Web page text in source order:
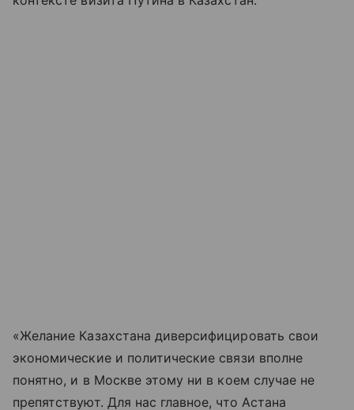
«Желание Казахстана диверсифицировать свои
экономические и политические связи вполне
понятно, и в Москве этому ни в коем случае не
препятствуют. Для нас главное, что Астана